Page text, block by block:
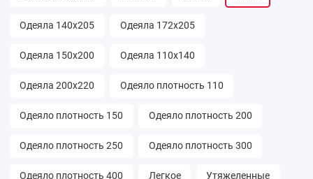
Одеяла 140х205 Одеяла 172х205
Одеяла 150х200 Одеяла 110х140
Одеяла 200х220 Одеяло плотность 110
Одеяло плотность 150 Одеяло плотность 200
Одеяло плотность 250 Одеяло плотность 300
Одеяло плотность 400 Легкое Утяжеленные